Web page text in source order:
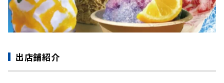
出店舗紹介